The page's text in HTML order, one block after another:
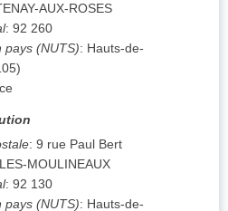
AUX-ROSES
: 92 260
pays (NUTS): Hauts-de-
)
: 9 rue Paul Bert
MOULINEAUX
: 92 130
pays (NUTS): Hauts-de-